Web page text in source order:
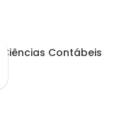
Ciências Contábeis